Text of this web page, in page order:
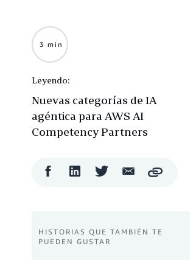
3 min
Leyendo:
Nuevas categorías de IA
agéntica para AWS AI
Competency Partners
CompartirCompartirCompartirCompartir
Copy
HISTORIAS QUE TAMBIÉN TE
PUEDEN GUSTAR